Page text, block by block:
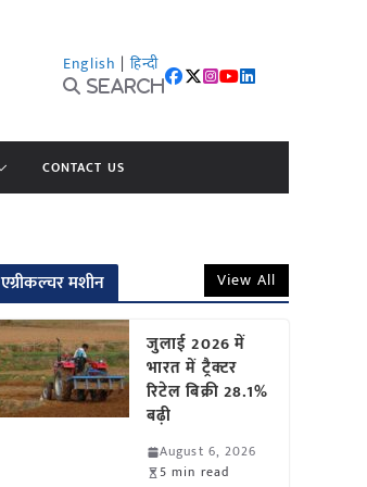
English | हिन्दी
Search
CONTACT US
एग्रीकल्चर मशीन View All
जुलाई 2026 में
भारत में ट्रैक्टर
रिटेल बिक्री 28.1%
बढ़ी
August 6, 2026
5 min read